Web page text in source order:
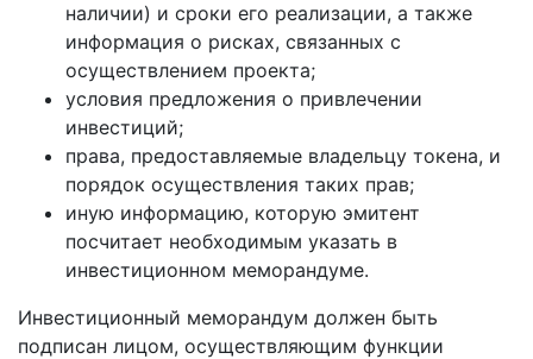
наличии) и сроки его реализации, а также
информация о рисках, связанных с
осуществлением проекта;
условия предложения о привлечении
инвестиций;
права, предоставляемые владельцу токена, и
порядок осуществления таких прав;
иную информацию, которую эмитент
посчитает необходимым указать в
инвестиционном меморандуме.
Инвестиционный меморандум должен быть
подписан лицом, осуществляющим функции